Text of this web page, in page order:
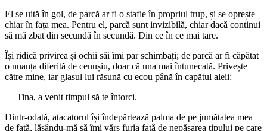
El se uită în gol, de parcă ar fi o stafie în propriul trup, și se oprește
chiar în fața mea. Pentru el, parcă sunt invizibilă, chiar dacă continui
să mă zbat din secundă în secundă. Din ce în ce mai tare.
Își ridică privirea și ochii săi îmi par schimbați; de parcă ar fi căpătat
o nuanța diferită de cenușiu, doar că una mai întunecată. Privește
către mine, iar glasul lui răsună cu ecou până în capătul aleii:
— Tina, a venit timpul să te întorci.
Dintr-odată, atacatorul își îndepărtează palma de pe jumătatea mea
de față, lăsându-mă să îmi vărs furia față de nepăsarea tipului pe care